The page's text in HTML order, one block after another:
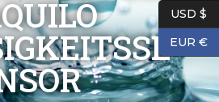
USD $
EUR €